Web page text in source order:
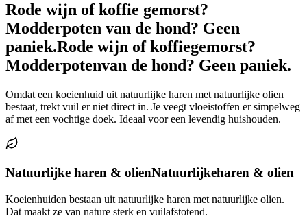
Rode wijn of koffie gemorst?
Modderpoten van de hond? Geen
paniek.Rode wijn of koffiegemorst?
Modderpotenvan de hond? Geen paniek.
Omdat een koeienhuid uit natuurlijke haren met natuurlijke olien
bestaat, trekt vuil er niet direct in. Je veegt vloeistoffen er simpelweg
af met een vochtige doek. Ideaal voor een levendig huishouden.
Natuurlijke haren & olienNatuurlijkeharen & olien
Koeienhuiden bestaan uit natuurlijke haren met natuurlijke olien.
Dat maakt ze van nature sterk en vuilafstotend.